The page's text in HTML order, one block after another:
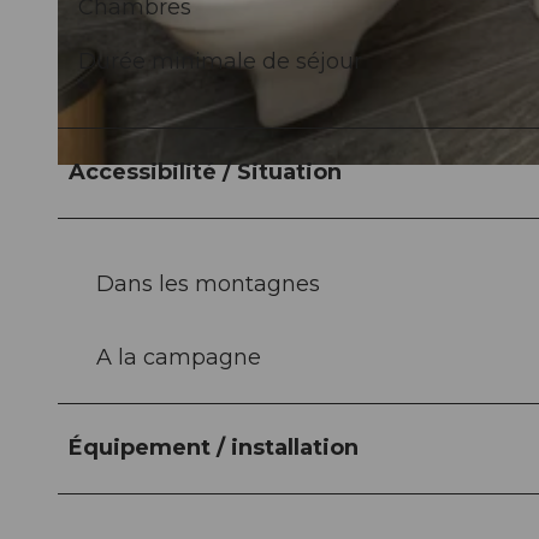
©CC-BY-NC-ND
Chambres
Durée minimale de séjour
Accessibilité / Situation
Dans les montagnes
A la campagne
Équipement / installation